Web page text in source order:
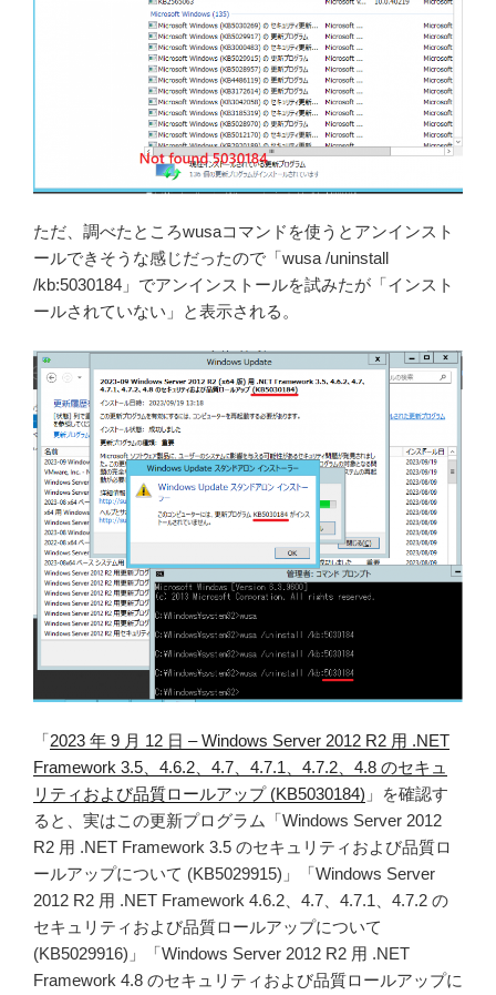
ただ、調べたところwusaコマンドを使うとアンインスト
ールできそうな感じだったので「wusa /uninstall
/kb:5030184」でアンインストールを試みたが「インスト
ールされていない」と表示される。
「2023 年 9 月 12 日 – Windows Server 2012 R2 用 .NET
Framework 3.5、4.6.2、4.7、4.7.1、4.7.2、4.8 のセキュ
リティおよび品質ロールアップ (KB5030184) 」を確認す
ると、実はこの更新プログラム「Windows Server 2012
R2 用 .NET Framework 3.5 のセキュリティおよび品質ロ
ールアップについて (KB5029915)」「Windows Server
2012 R2 用 .NET Framework 4.6.2、4.7、4.7.1、4.7.2 の
セキュリティおよび品質ロールアップについて
(KB5029916)」「Windows Server 2012 R2 用 .NET
Framework 4.8 のセキュリティおよび品質ロールアップに